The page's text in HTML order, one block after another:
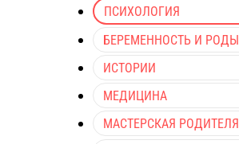
ПСИХОЛОГИЯ
БЕРЕМЕННОСТЬ И РОДЫ
ИСТОРИИ
МЕДИЦИНА
МАСТЕРСКАЯ РОДИТЕЛЯ